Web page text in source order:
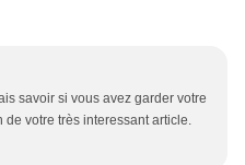
savoir si vous avez garder votre
votre très interessant article.